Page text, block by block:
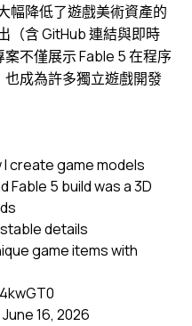
幅降低了遊戲美術資產的
（含 GitHub 連結與即時
不僅展示 Fable 5 在程序
成為許多獨立遊戲開發
create game models
Fable 5 build was a 3D
details
game items with
June 16, 2026